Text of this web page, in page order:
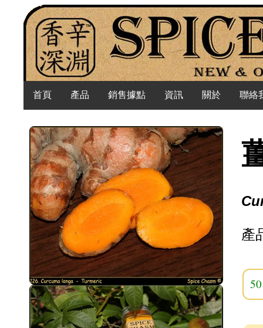
首頁 產品 銷售據點 資訊 關於 聯絡
產